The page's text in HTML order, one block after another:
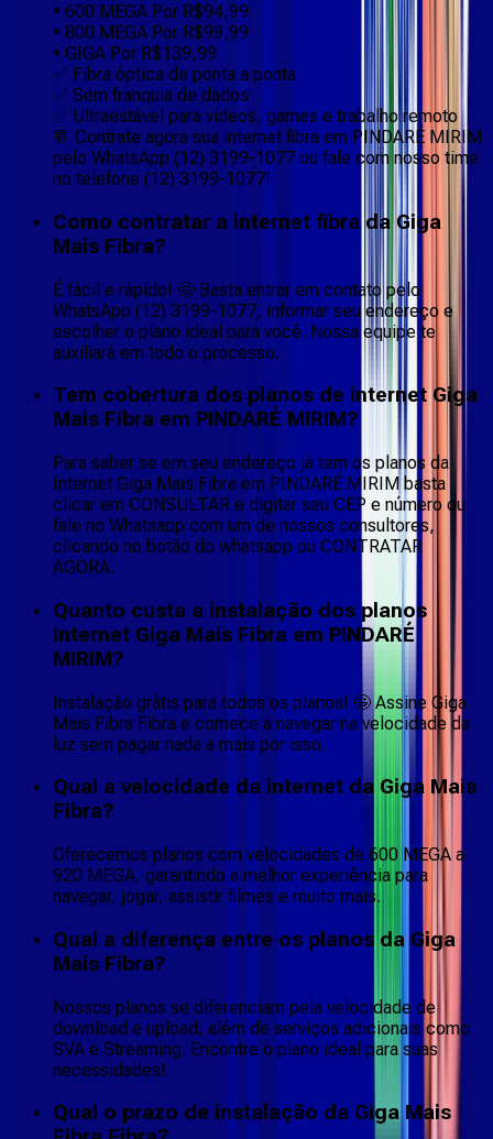
• 600 MEGA Por R$94,99
• 800 MEGA Por R$99,99
• GIGA Por R$139,99
✅ Fibra óptica de ponta a ponta
✅ Sem franquia de dados
✅ Ultraestável para vídeos, games e trabalho remoto
💬 Contrate agora sua internet fibra em PINDARÉ MIRIM
pelo WhatsApp (12) 3199-1077 ou fale com nosso time
no telefone (12) 3199-1077!
Como contratar a internet fibra da Giga
Mais Fibra?
É fácil e rápido! 🤩 Basta entrar em contato pelo
WhatsApp (12) 3199-1077, informar seu endereço e
escolher o plano ideal para você. Nossa equipe te
auxiliará em todo o processo.
Tem cobertura dos planos de internet Giga
Mais Fibra em PINDARÉ MIRIM?
Para saber se em seu endereço já tem os planos da
Internet Giga Mais Fibra em PINDARÉ MIRIM basta
clicar em CONSULTAR e digitar seu CEP e número ou
fale no Whatsapp com um de nossos consultores,
clicando no botão do whatsapp ou CONTRATAR
AGORA.
Quanto custa a instalação dos planos
Internet Giga Mais Fibra em PINDARÉ
MIRIM?
Instalação grátis para todos os planos! 🤩 Assine Giga
Mais Fibra Fibra e comece a navegar na velocidade da
luz sem pagar nada a mais por isso.
Qual a velocidade da internet da Giga Mais
Fibra?
Oferecemos planos com velocidades de 600 MEGA a
920 MEGA, garantindo a melhor experiência para
navegar, jogar, assistir filmes e muito mais.
Qual a diferença entre os planos da Giga
Mais Fibra?
Nossos planos se diferenciam pela velocidade de
download e upload, além de serviços adicionais como
SVA e Streaming. Encontre o plano ideal para suas
necessidades!
Qual o prazo de instalação da Giga Mais